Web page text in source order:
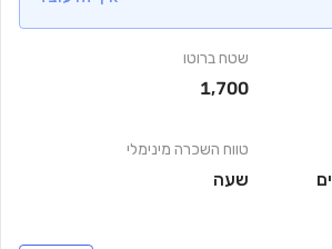
שטח ברוטו
1,700
טווח השכרה מינימלי
שעה